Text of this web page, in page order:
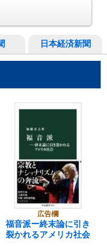
日本経済新聞
広告欄
福音派ー終末論に引き
裂かれるアメリカ社会